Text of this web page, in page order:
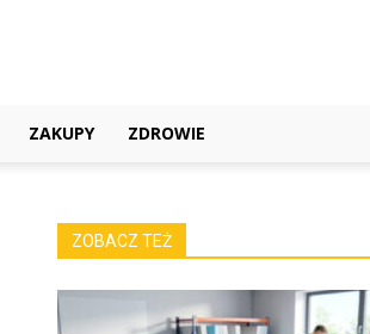
ZAKUPY ZDROWIE
ZOBACZ TEŻ